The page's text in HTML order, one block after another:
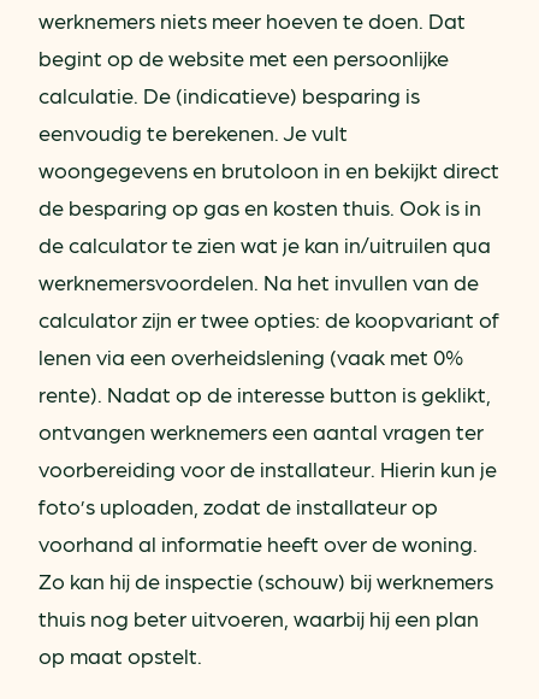
werknemers niets meer hoeven te doen. Dat
begint op de website met een persoonlijke
calculatie. De (indicatieve) besparing is
eenvoudig te berekenen. Je vult
woongegevens en brutoloon in en bekijkt direct
de besparing op gas en kosten thuis. Ook is in
de calculator te zien wat je kan in/uitruilen qua
werknemersvoordelen. Na het invullen van de
calculator zijn er twee opties: de koopvariant of
lenen via een overheidslening (vaak met 0%
rente). Nadat op de interesse button is geklikt,
ontvangen werknemers een aantal vragen ter
voorbereiding voor de installateur. Hierin kun je
foto’s uploaden, zodat de installateur op
voorhand al informatie heeft over de woning.
Zo kan hij de inspectie (schouw) bij werknemers
thuis nog beter uitvoeren, waarbij hij een plan
op maat opstelt.